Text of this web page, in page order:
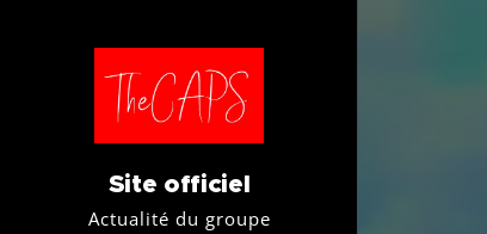
Site officiel
Actualité du groupe